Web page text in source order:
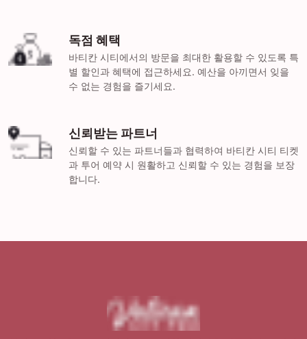
독점 혜택
바티칸 시티에서의 방문을 최대한 활용할 수 있도록 특
별 할인과 혜택에 접근하세요. 예산을 아끼면서 잊을
수 없는 경험을 즐기세요.
신뢰받는 파트너
신뢰할 수 있는 파트너들과 협력하여 바티칸 시티 티켓
과 투어 예약 시 원활하고 신뢰할 수 있는 경험을 보장
합니다.